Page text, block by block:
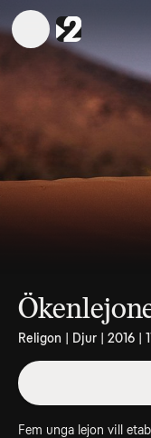
Religon | Djur | 2016 |
Fem unga lejon vill